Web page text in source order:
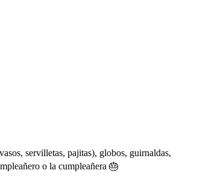
servilletas, pajitas), globos, guirnaldas,
o la cumpleañera 🎂